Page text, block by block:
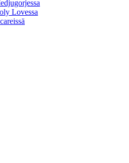
Lovessa